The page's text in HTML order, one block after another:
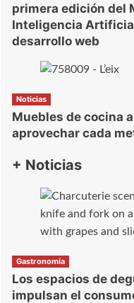
primera edición del
Inteligencia
desarrollo web
Noticias
Muebles de cocina
aprovechar cada
+ Noticias
Gastronomía
Los espacios de
impulsan el